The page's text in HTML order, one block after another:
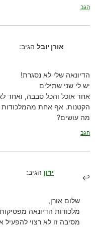
הגב
אורן יובל הגיב:
הדיונאה שלי לא נסגרת!
יש לי שני שתילים
אחד אוכל והכל סבבה, ואחד
הקטנות. אף אחת מהמלכודות
מה עושים?
הגב
ירון הגיב:
שלום אורן,
מלכודות הדיונאה
מסיבה זו לא רצוי להפעיל